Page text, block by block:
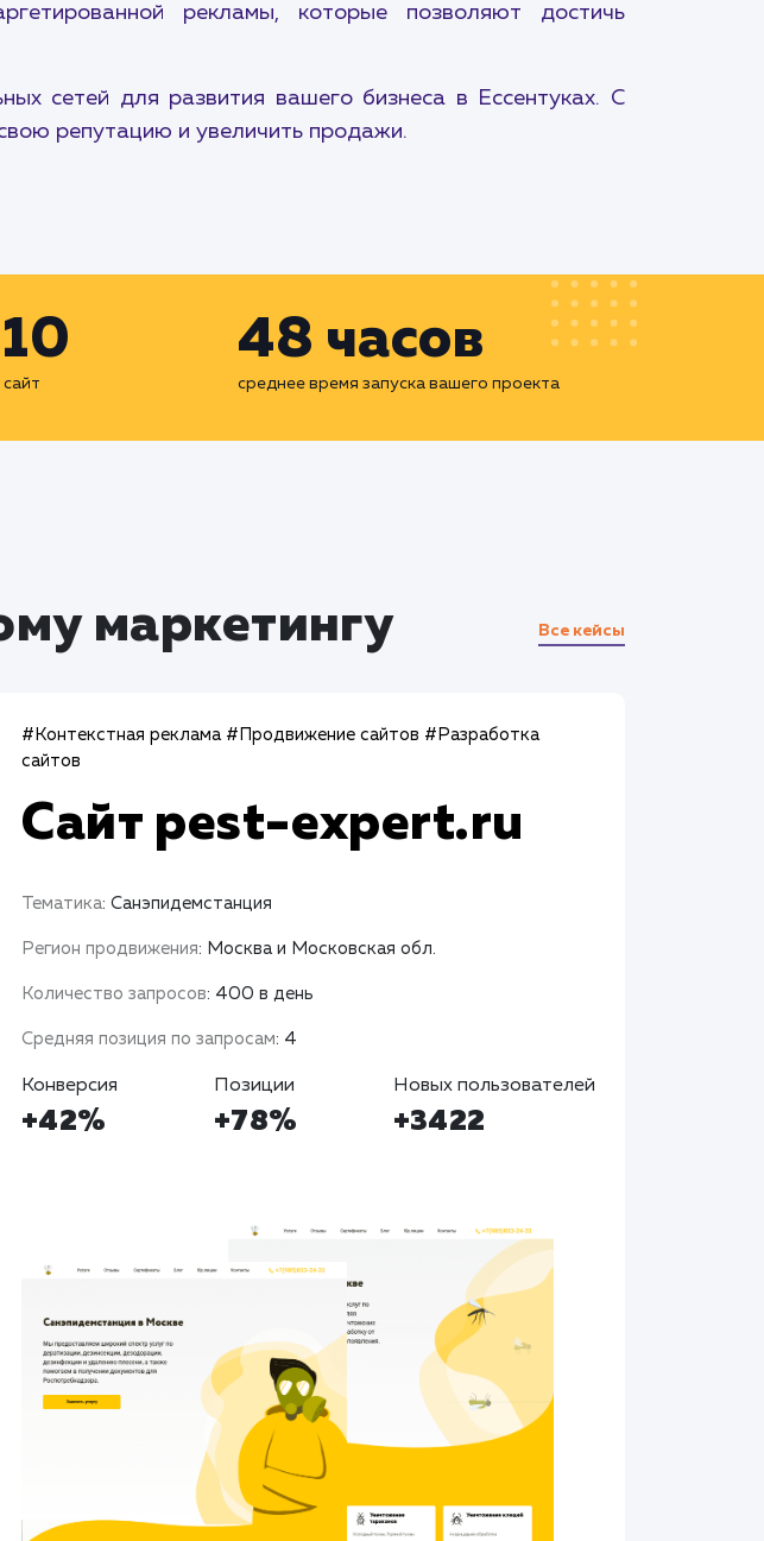
рекламы, которые позволяют достичь
сетей для развития вашего бизнеса в Ессентуках. С
репутацию и увеличить продажи.
48 часов
среднее время запуска вашего проекта
маркетингу Все кейсы
#Контекстная реклама #Продвижение сайтов #Разработка
сайтов
Сайт pest-expert.ru
Тематика: Санэпидемстанция
Регион продвижения: Москва и Московская обл.
Количество запросов: 400 в день
Средняя позиция по запросам: 4
Конверсия
+42%
Позиции
+78%
Новых пользователей
+3422